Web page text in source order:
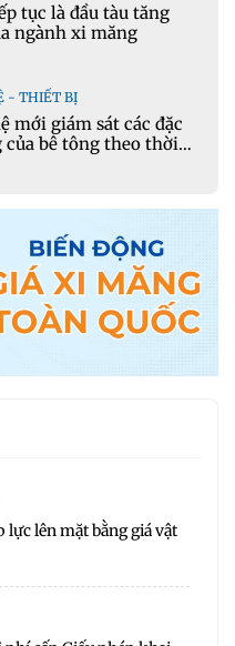
tục là đầu tàu tăng
ngành xi măng
- THIẾT BỊ
mới giám sát các đặc
bê tông theo thời
lực lên mặt bằng giá vật